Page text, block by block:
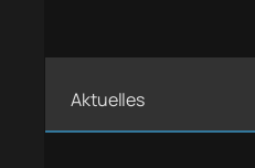
Aktuelles